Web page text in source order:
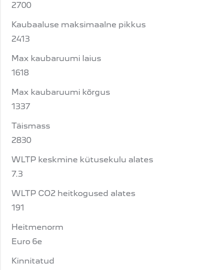
2700
Kaubaaluse maksimaalne pikkus
2413
Max kaubaruumi laius
1618
Max kaubaruumi kõrgus
1337
Täismass
2830
WLTP keskmine kütusekulu alates
7.3
WLTP CO2 heitkogused alates
191
Heitmenorm
Euro 6e
Kinnitatud